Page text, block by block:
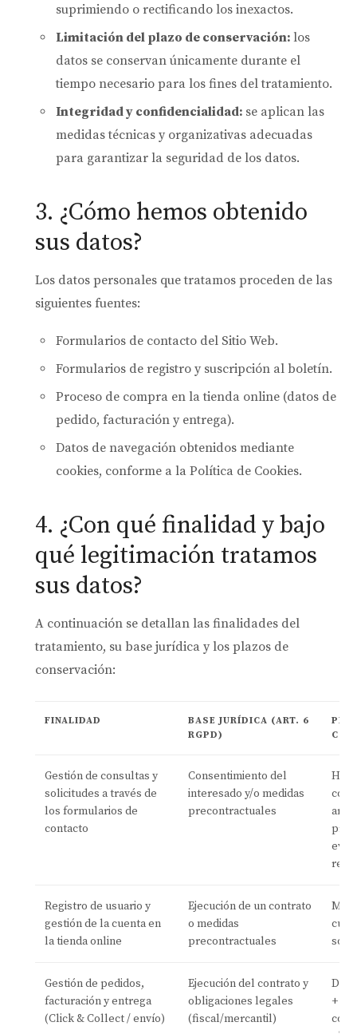
suprimiendo o rectificando los inexactos.
Limitación del plazo de conservación: los
datos se conservan únicamente durante el
tiempo necesario para los fines del tratamiento.
Integridad y confidencialidad: se aplican las
medidas técnicas y organizativas adecuadas
para garantizar la seguridad de los datos.
3. ¿Cómo hemos obtenido
sus datos?
Los datos personales que tratamos proceden de las
siguientes fuentes:
Formularios de contacto del Sitio Web.
Formularios de registro y suscripción al boletín.
Proceso de compra en la tienda online (datos de
pedido, facturación y entrega).
Datos de navegación obtenidos mediante
cookies, conforme a la Política de Cookies.
4. ¿Con qué finalidad y bajo
qué legitimación tratamos
sus datos?
A continuación se detallan las finalidades del
tratamiento, su base jurídica y los plazos de
conservación:
FINALIDAD
BASE JURÍDICA (ART. 6
RGPD)
Gestión de consultas y
solicitudes a través de
los formularios de
contacto
Consentimiento del
interesado y/o medidas
precontractuales
Registro de usuario y
gestión de la cuenta en
la tienda online
Ejecución de un contrato
o medidas
precontractuales
Gestión de pedidos,
facturación y entrega
(Click & Collect / envío)
Ejecución del contrato y
obligaciones legales
(fiscal/mercantil)
+